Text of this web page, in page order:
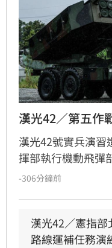
漢光42／第五作
漢光42號實兵演習
揮部執行機動飛彈
彈扼控關鍵海域；
援，在風雨中迅
與精準遠程打擊力
-306分鐘前
漢光42／憲指部
路線運補任務演